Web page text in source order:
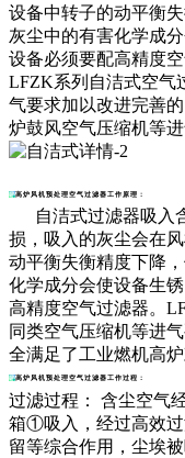
设备中转子的动平衡
灰尘中的有害化学成
设备必须要配高精度空
LFZK系列 自洁式空气
气要求加以改进完善
炉鼓风空气压缩机等进
高炉风机预处理空气过滤器工作原理：
自洁式过滤器吸入
损，吸入的灰尘会在
动平衡失衡精度下降
化学成分会使设备生
高精度空气过滤器。
同类空气压缩机等进
全满足了工业燃机高
高炉风机预处理空气过滤器工作过程：
过滤过程： 含尘空气
箱①吸入，经过高效
留等综合作用，尘埃